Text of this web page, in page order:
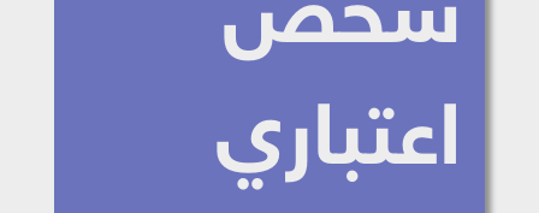
شخص
اعتباري